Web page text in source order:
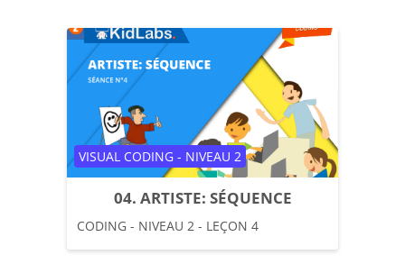
04. ARTISTE: SÉQUENCE
Catégorie de cours
VISUAL CODING - NIVEAU 2
CODING - NIVEAU 2 - LEÇON 4